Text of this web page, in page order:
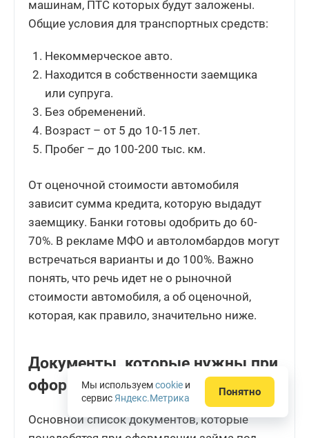
машинам, ПТС которых будут заложены.
Общие условия для транспортных средств:
Некоммерческое авто.
Находится в собственности заемщика
или супруга.
Без обременений.
Возраст – от 5 до 10-15 лет.
Пробег – до 100-200 тыс. км.
От оценочной стоимости автомобиля
зависит сумма кредита, которую выдадут
заемщику. Банки готовы одобрить до 60-
70%. В рекламе МФО и автоломбардов могут
встречаться варианты и до 100%. Важно
понять, что речь идет не о рыночной
стоимости автомобиля, а об оценочной,
которая, как правило, значительно ниже.
Документы, которые нужны при
оформлении займа
Основной список документов, которые
Мы используемcookie и
сервис Яндекс.Метрика Понятно